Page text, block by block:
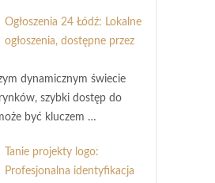
Ogłoszenia 24 Łódź: Lokalne
ogłoszenia, dostępne przez
dynamicznym świecie
szybki dostęp do
być kluczem …
Tanie projekty logo:
Profesjonalna identyfikacja